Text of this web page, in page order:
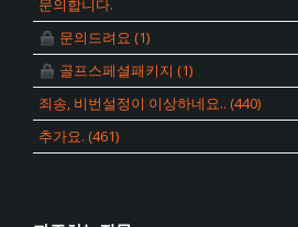
문의드려요 (1)
골프스페셜패키지 (1)
죄송, 비번설정이 이상하네요.. (440)
추가요. (461)